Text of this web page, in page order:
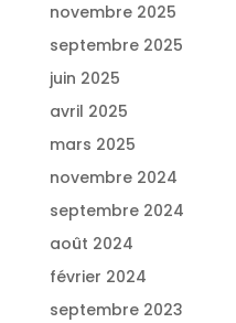
novembre 2025
septembre 2025
juin 2025
avril 2025
mars 2025
novembre 2024
septembre 2024
août 2024
février 2024
septembre 2023